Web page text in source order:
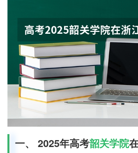
一、 2025年高考韶关学院